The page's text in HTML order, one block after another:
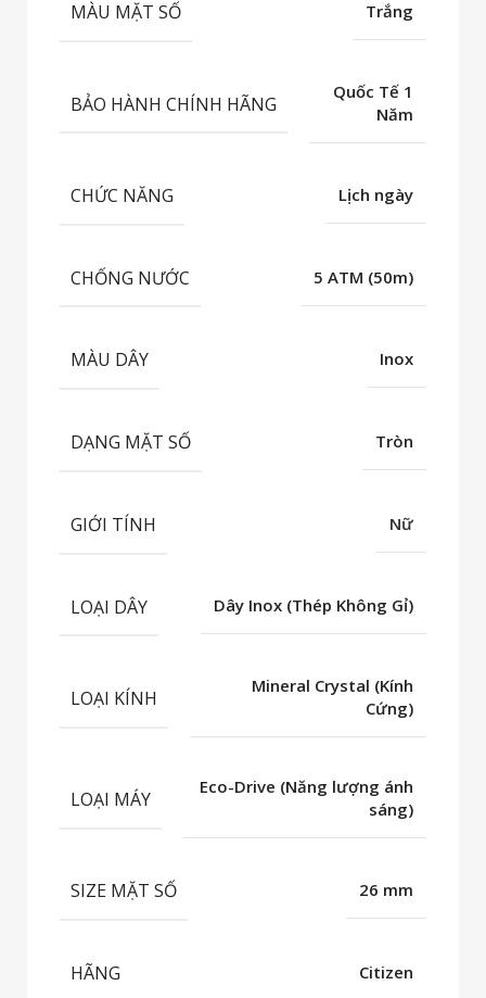
MÀU MẶT SỐ Trắng
BẢO HÀNH CHÍNH HÃNG
Quốc Tế 1
Năm
CHỨC NĂNG Lịch ngày
CHỐNG NƯỚC 5 ATM (50m)
MÀU DÂY Inox
DẠNG MẶT SỐ Tròn
GIỚI TÍNH Nữ
LOẠI DÂY Dây Inox (Thép Không Gỉ)
LOẠI KÍNH
Mineral Crystal (Kính
Cứng)
LOẠI MÁY
Eco-Drive (Năng lượng ánh
sáng)
SIZE MẶT SỐ 26 mm
HÃNG Citizen